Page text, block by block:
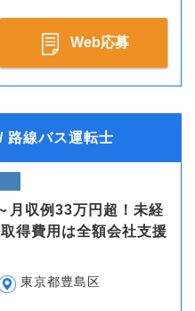
Web応募
路線バス運転士
月収例33万円超！未経
得費用は全額会社支援
東京都豊島区